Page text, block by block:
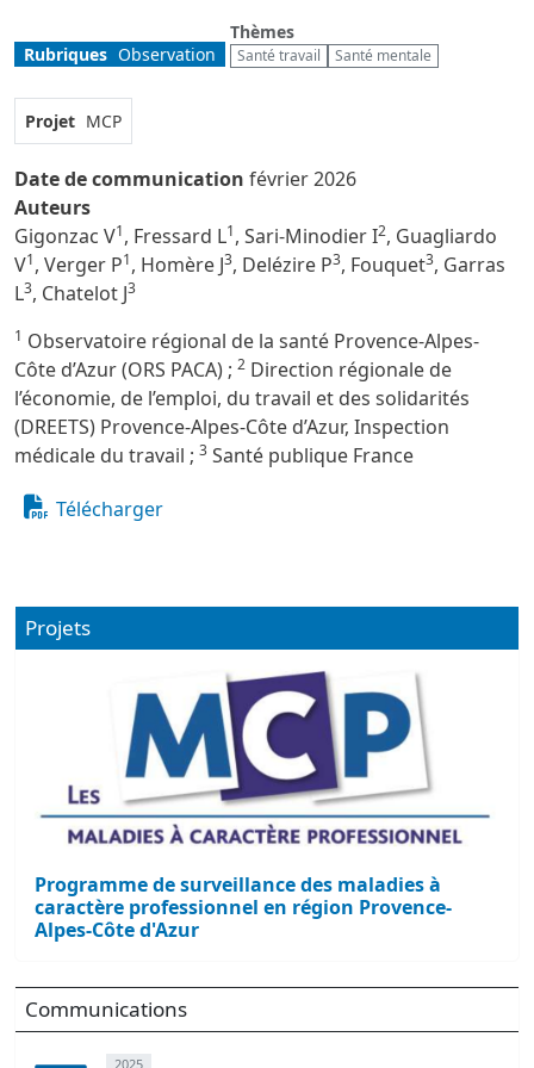
Rubriques Observation
Thèmes
Santé travail Santé mentale
Projet MCP
Date de communication février 2026
Auteurs
Gigonzac V1, Fressard L1, Sari-Minodier I2, Guagliardo
V1, Verger P1, Homère J3, Delézire P3, Fouquet3, Garras
L3, Chatelot J3
1 Observatoire régional de la santé Provence-Alpes-
Côte d’Azur (ORS PACA) ; 2 Direction régionale de
l’économie, de l’emploi, du travail et des solidarités
(DREETS) Provence-Alpes-Côte d’Azur, Inspection
médicale du travail ; 3 Santé publique France
Télécharger
Projets
Programme de surveillance des maladies à
caractère professionnel en région Provence-
Alpes-Côte d'Azur
Communications
2025